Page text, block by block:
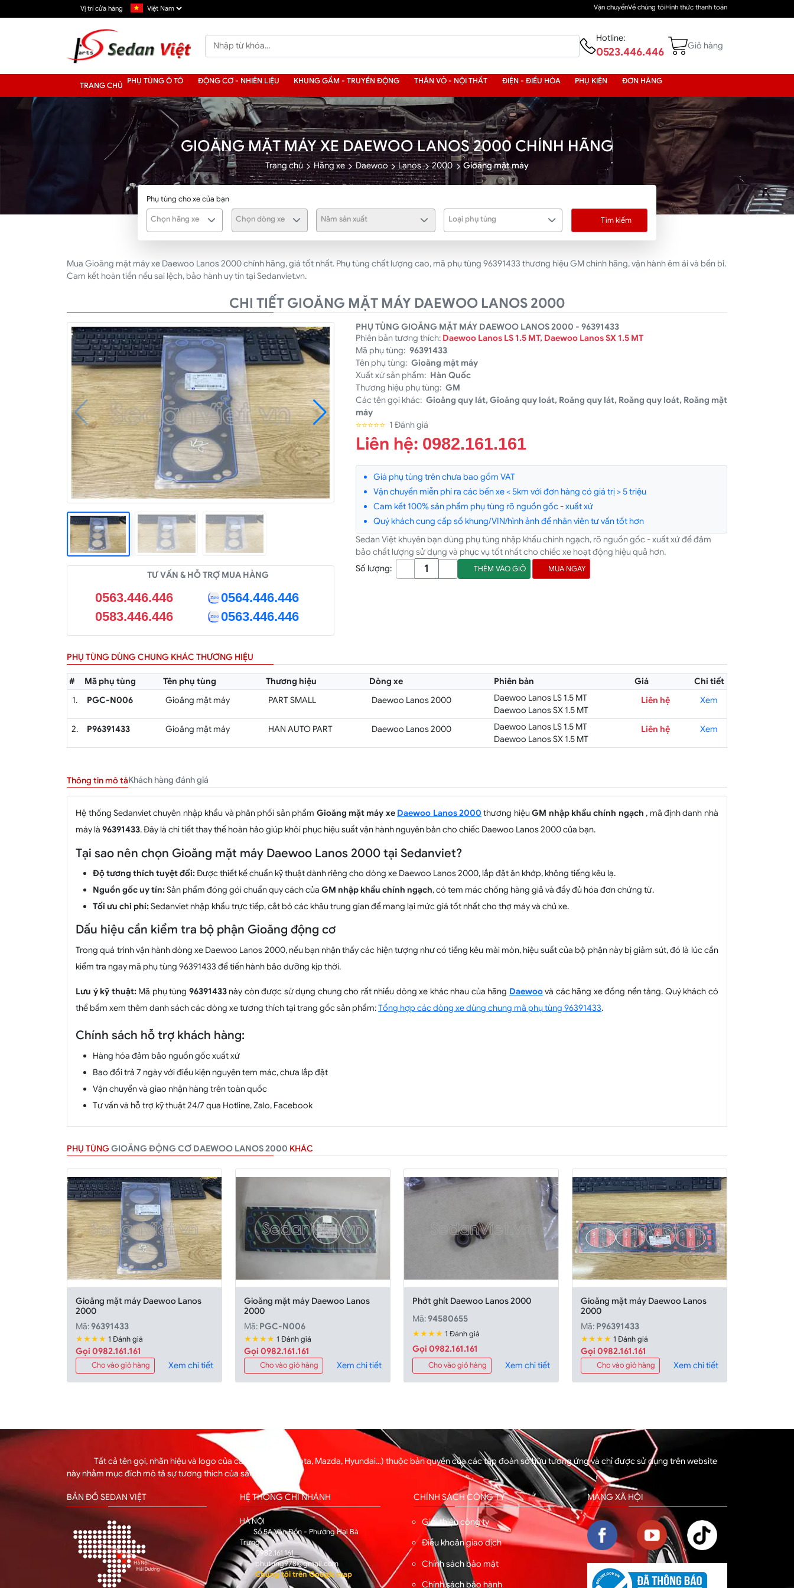
Vị trí cửa hàng Vận chuyểnVề chúng tôiHình thức thanh toán
Hotline:
0523.446.446 Giỏ hàng
TRANG CHỦ PHỤ TÙNG Ô TÔ ĐỘNG CƠ - NHIÊN LIỆU KHUNG GẦM - TRUYỀN ĐỘNG THÂN VỎ - NỘI THẤT ĐIỆN - ĐIỀU HÒA PHỤ KIỆN ĐƠN HÀNG
GIOĂNG MẶT MÁY XE DAEWOO LANOS 2000 CHÍNH HÃNG
Trang chủ Hãng xe Daewoo Lanos 2000 Gioăng mặt máy
Phụ tùng cho xe của bạn
Chọn hãng xe Chọn dòng xe Năm sản xuất Loại phụ tùng Tìm kiếm
Mua Gioăng mặt máy xe Daewoo Lanos 2000 chính hãng, giá tốt nhất. Phụ tùng chất lượng cao, mã phụ tùng 96391433 thương hiệu GM chính hãng, vận hành êm ái và bền bỉ.
Cam kết hoàn tiền nếu sai lệch, bảo hành uy tín tại Sedanviet.vn.
CHI TIẾT GIOĂNG MẶT MÁY DAEWOO LANOS 2000
TƯ VẤN & HỖ TRỢ MUA HÀNG
0563.446.446
0564.446.446
0583.446.446
0563.446.446
PHỤ TÙNG GIOĂNG MẶT MÁY DAEWOO LANOS 2000 - 96391433
Phiên bản tương thích: Daewoo Lanos LS 1.5 MT, Daewoo Lanos SX 1.5 MT
Mã phụ tùng: 96391433
Tên phụ tùng: Gioăng mặt máy
Xuất xứ sản phẩm: Hàn Quốc
Thương hiệu phụ tùng: GM
Các tên gọi khác: Gioăng quy lát, Gioăng quy loát, Roăng quy lát, Roăng quy loát, Roăng mặt
máy
⭐⭐⭐⭐⭐ 1 Đánh giá
Liên hệ: 0982.161.161
Giá phụ tùng trên chưa bao gồm VAT
Vận chuyển miễn phí ra các bến xe < 5km với đơn hàng có giá trị > 5 triệu
Cam kết 100% sản phẩm phụ tùng rõ nguồn gốc - xuất xứ
Quý khách cung cấp số khung/VIN/hình ảnh để nhân viên tư vấn tốt hơn
Sedan Việt khuyên bạn dùng phụ tùng nhập khẩu chính ngạch, rõ nguồn gốc - xuất xứ để đảm
bảo chất lượng sử dụng và phục vụ tốt nhất cho chiếc xe hoạt động hiệu quả hơn.
Số lượng:
THÊM VÀO GIỎ MUA NGAY
PHỤ TÙNG DÙNG CHUNG KHÁC THƯƠNG HIỆU
# Mã phụ tùng Tên phụ tùng Thương hiệu Dòng xe Phiên bản Giá
Chi tiết
1.
PGC-N006 Gioăng mặt máy PART SMALL Daewoo Lanos 2000
Daewoo Lanos LS 1.5 MT
Daewoo Lanos SX 1.5 MT
Liên hệ Xem
2. P96391433 Gioăng mặt máy HAN AUTO PART Daewoo Lanos 2000
Daewoo Lanos LS 1.5 MT
Daewoo Lanos SX 1.5 MT
Liên hệ Xem
Thông tin mô tảKhách hàng đánh giá
Hệ thống Sedanviet chuyên nhập khẩu và phân phối sản phẩm Gioăng mặt máy xe Daewoo Lanos 2000 thương hiệuGM nhập khẩu chính ngạch , mã định danh nhà
máy là96391433. Đây là chi tiết thay thế hoàn hảo giúp khôi phục hiệu suất vận hành nguyên bản cho chiếc Daewoo Lanos 2000 của bạn.
Tại sao nên chọn Gioăng mặt máy Daewoo Lanos 2000 tại Sedanviet?
Độ tương thích tuyệt đối:Được thiết kế chuẩn kỹ thuật dành riêng cho dòng xe Daewoo Lanos 2000, lắp đặt ăn khớp, không tiếng kêu lạ.
Nguồn gốc uy tín:Sản phẩm đóng gói chuẩn quy cách của GM nhập khẩu chính ngạch, có tem mác chống hàng giả và đầy đủ hóa đơn chứng từ.
Tối ưu chi phí:Sedanviet nhập khẩu trực tiếp, cắt bỏ các khâu trung gian để mang lại mức giá tốt nhất cho thợ máy và chủ xe.
Dấu hiệu cần kiểm tra bộ phận Gioăng động cơ
Trong quá trình vận hành dòng xe Daewoo Lanos 2000, nếu bạn nhận thấy các hiện tượng như có tiếng kêu mài mòn, hiệu suất của bộ phận này bị giảm sút, đó là lúc cần
kiểm tra ngay mã phụ tùng 96391433 để tiến hành bảo dưỡng kịp thời.
Lưu ý kỹ thuật:Mã phụ tùng 96391433này còn được sử dụng chung cho rất nhiều dòng xe khác nhau của hãng Daewoovà các hãng xe đồng nền tảng. Quý khách có
thể bấm xem thêm danh sách các dòng xe tương thích tại trang gốc sản phẩm:Tổng hợp các dòng xe dùng chung mã phụ tùng 96391433.
Chính sách hỗ trợ khách hàng:
Hàng hóa đảm bảo nguồn gốc xuất xứ
Bao đổi trả 7 ngày với điều kiện nguyên tem mác, chưa lắp đặt
Vận chuyển và giao nhận hàng trên toàn quốc
Tư vấn và hỗ trợ kỹ thuật 24/7 qua Hotline, Zalo, Facebook
PHỤ TÙNG GIOĂNG ĐỘNG CƠ DAEWOO LANOS 2000 KHÁC
Gioăng mặt máy Daewoo Lanos
2000
Mã:96391433
★★★★ 1 Đánh giá
Gọi 0982.161.161
Cho vào giỏ hàng Xem chi tiết
Gioăng mặt máy Daewoo Lanos
2000
Mã: PGC-N006
★★★★ 1 Đánh giá
Gọi 0982.161.161
Cho vào giỏ hàng Xem chi tiết
Phớt ghít Daewoo Lanos 2000
Mã:94580655
★★★★ 1 Đánh giá
Gọi 0982.161.161
Cho vào giỏ hàng Xem chi tiết
Gioăng mặt máy Daewoo Lanos
2000
Mã: P96391433
★★★★ 1 Đánh giá
Gọi 0982.161.161
Cho vào giỏ hàng Xem chi tiết
Tất cả tên gọi, nhãn hiệu và logo của các hãng xe (Toyota, Mazda, Hyundai...) thuộc bản quyền của các tập đoàn sở hữu tương ứng và chỉ được sử dụng trên website
này nhằm mục đích mô tả sự tương thích của sản phẩm.
BẢN ĐỒ SEDAN VIỆT HỆ THỐNG CHI NHÁNH
HÀ NỘI
Số 5A Vân Đồn - Phường Hai Bà
Trưng
0982.161.161
phutung978@gmail.com
Chúng tôi trên Google map
CHÍNH SÁCH CÔNG TY
Giới thiệu công ty
Điều khoản giao dịch
Chính sách bảo mật
Chính sách bảo hành
MẠNG XÃ HỘI